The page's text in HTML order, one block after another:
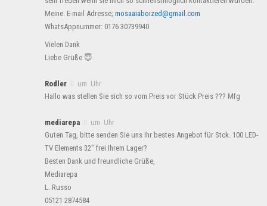
Meine. E-mail Adresse; mosaaiaboized@gmail.com
WhatsAppnummer: 0176 30739940
Vielen Dank
Liebe Grüße 😇
Rodler
um Uhr
Hallo was stellen Sie sich so vom Preis vor Stück Preis ??? Mfg
mediarepa
um Uhr
Guten Tag, bitte senden Sie uns Ihr bestes Angebot für Stck. 100 LED-
TV Elements 32″ frei Ihrem Lager?
Besten Dank und freundliche Grüße,
Mediarepa
L. Russo
05121 2874584